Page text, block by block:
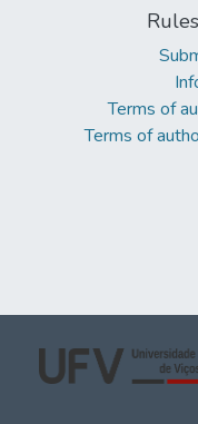
Terms of
Terms of